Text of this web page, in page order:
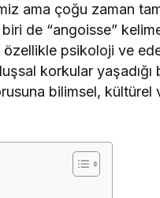
ama çoğu zaman
de “angoisse”
psikoloji ve
korkular
bilimsel, kültürel